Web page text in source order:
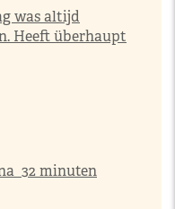
was altijd
Heeft überhaupt
32 minuten